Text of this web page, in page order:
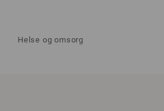
Helse og omsorg